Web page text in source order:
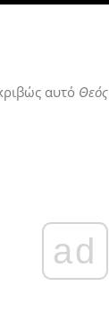
αυτό
ad